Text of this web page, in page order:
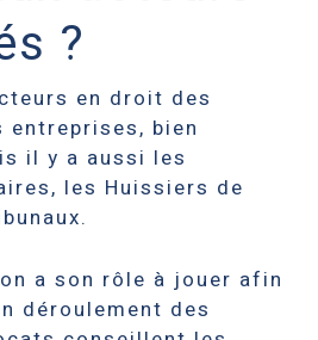
?
en droit des
bien
il y a aussi les
les Huissiers de
a son rôle à jouer afin
déroulement des